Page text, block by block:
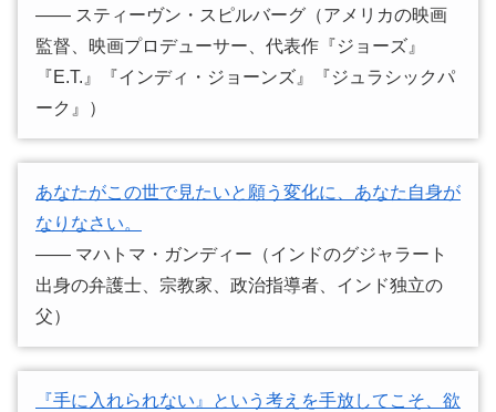
―― スティーヴン・スピルバーグ（アメリカの映画
監督、映画プロデューサー、代表作『ジョーズ』
『E.T.』『インディ・ジョーンズ』『ジュラシックパ
ーク』）
あなたがこの世で見たいと願う変化に、あなた自身が
なりなさい。
―― マハトマ・ガンディー（インドのグジャラート
出身の弁護士、宗教家、政治指導者、インド独立の
父）
『手に入れられない』という考えを手放してこそ、欲